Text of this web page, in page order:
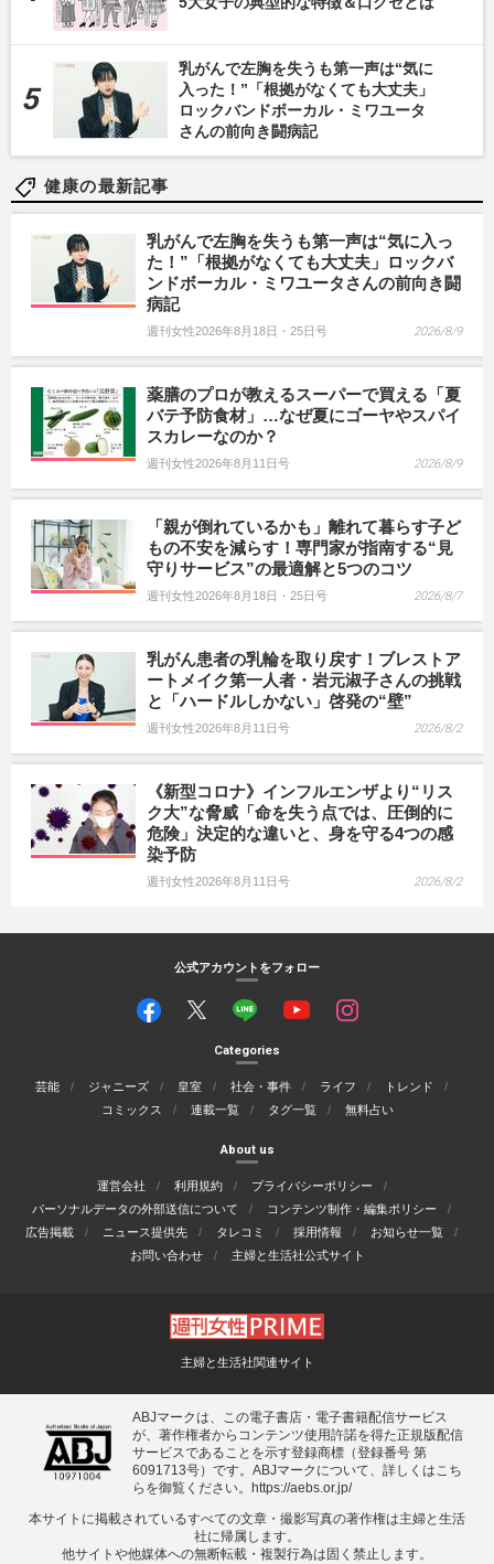
乳がんで左胸を失うも第一声は“気に
入った！”「根拠がなくても大丈夫」
ロックバンドボーカル・ミワユータ
さんの前向き闘病記
健康の最新記事
乳がんで左胸を失うも第一声は“気に入っ
た！”「根拠がなくても大丈夫」ロックバ
ンドボーカル・ミワユータさんの前向き闘
病記
週刊女性2026年8月18日・25日号 2026/8/9
薬膳のプロが教えるスーパーで買える「夏
バテ予防食材」…なぜ夏にゴーヤやスパイ
スカレーなのか？
週刊女性2026年8月11日号 2026/8/9
「親が倒れているかも」離れて暮らす子ど
もの不安を減らす！専門家が指南する“見
守りサービス”の最適解と5つのコツ
週刊女性2026年8月18日・25日号 2026/8/7
乳がん患者の乳輪を取り戻す！ブレストア
ートメイク第一人者・岩元淑子さんの挑戦
と「ハードルしかない」啓発の“壁”
週刊女性2026年8月11日号 2026/8/2
《新型コロナ》インフルエンザより“リス
ク大”な脅威「命を失う点では、圧倒的に
危険」決定的な違いと、身を守る4つの感
染予防
週刊女性2026年8月11日号 2026/8/2
公式アカウントをフォロー
Categories
芸能 ジャニーズ 皇室 社会・事件 ライフ
トレンド
コミックス
連載一覧 タグ一覧 無料占い
About us
運営会社 利用規約
プライバシーポリシー
パーソナルデータの外部送信について
コンテンツ制作・編集ポリシー
広告掲載
ニュース提供先 タレコミ 採用情報
お知らせ一覧
お問い合わせ
主婦と生活社公式サイト
主婦と生活社関連サイト
ABJマークは、この電子書店・電子書籍配信サービス
が、著作権者からコンテンツ使用許諾を得た正規版配信
サービスであることを示す登録商標（登録番号 第
6091713号）です。ABJマークについて、詳しくはこち
らを御覧ください。 https://aebs.or.jp/
本サイトに掲載されているすべての⽂章・撮影写真の著作権は主婦と⽣活
社に帰属します。
他サイトや他媒体への無断転載・複製⾏為は固く禁⽌します。